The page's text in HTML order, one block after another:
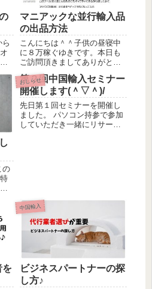
マニアックな並行輸入品
の出品方法
こんにちは＾＾子供の昼寝中
に８万稼ぐゆきです。本日も
ご訪問頂きましてありがとう
ございます♪ 今日は、スカイ
プコンサルの様子を載せてみ
ました＾＾ 昨日、こんなご相
談をいただきました＾＾ Ｆさ
ん ： アリババの画像が取
れないんですけど。。。 続...
の
おしらせ
第２回中国輸入セミナー
開催します(＾▽＾)/
先日第１回セミナーを開催し
ました。 パソコン持参で参加
していただき一緒にリサーチ
を
中国輸入
ビジネスパートナーの探
し方♪